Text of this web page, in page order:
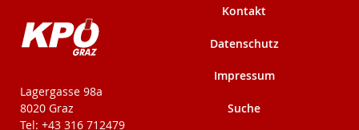
KPÖ-Steiermark
Lagergasse 98a
8020 Graz
Tel: +43 316 712479
Kontakt
Datenschutz
Impressum
Suche